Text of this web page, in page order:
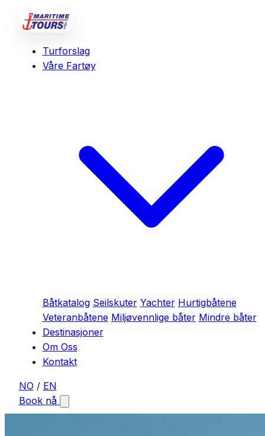
Turforslag
Våre Fartøy
Båtkatalog Seilskuter Yachter Hurtigbåtene
Veteranbåtene Miljøvennlige båter Mindre båter
Destinasjoner
Om Oss
Kontakt
NO / EN
Book nå